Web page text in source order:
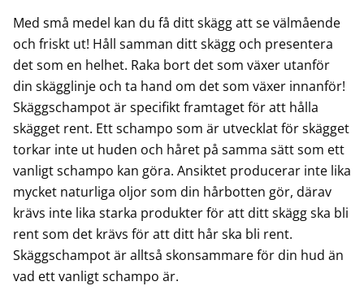
S
E
T
V
A
R
:
8
1
8
Ä
R
:
5
9
9
K
R
.
S
E
T
V
A
R
:
8
1
Ä
R
:
5
9
9
K
R
U
N
G
L
I
G
A
R
A
N
D
E
P
R
I
S
E
R
U
N
G
L
I
G
A
R
A
N
D
E
P
R
I
Med små medel kan du få ditt skägg att se välmående
och friskt ut! Håll samman ditt skägg och presentera
det som en helhet. Raka bort det som växer utanför
din skägglinje och ta hand om det som växer innanför!
Skäggschampot är specifikt framtaget för att hålla
skägget rent. Ett schampo som är utvecklat för skägget
torkar inte ut huden och håret på samma sätt som ett
vanligt schampo kan göra. Ansiktet producerar inte lika
mycket naturliga oljor som din hårbotten gör, därav
krävs inte lika starka produkter för att ditt skägg ska bli
rent som det krävs för att ditt hår ska bli rent.
Skäggschampot är alltså skonsammare för din hud än
vad ett vanligt schampo är.